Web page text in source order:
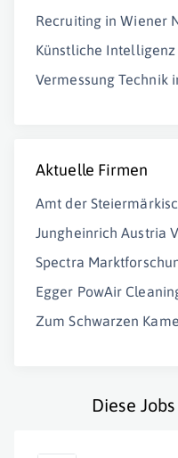
Recruiting in Wiener
Künstliche Intelligenz
Vermessung Technik
Aktuelle Firmen
Amt der
Jungheinrich Austria
Spectra
Egger PowAir
Zum Schwarzen
Diese